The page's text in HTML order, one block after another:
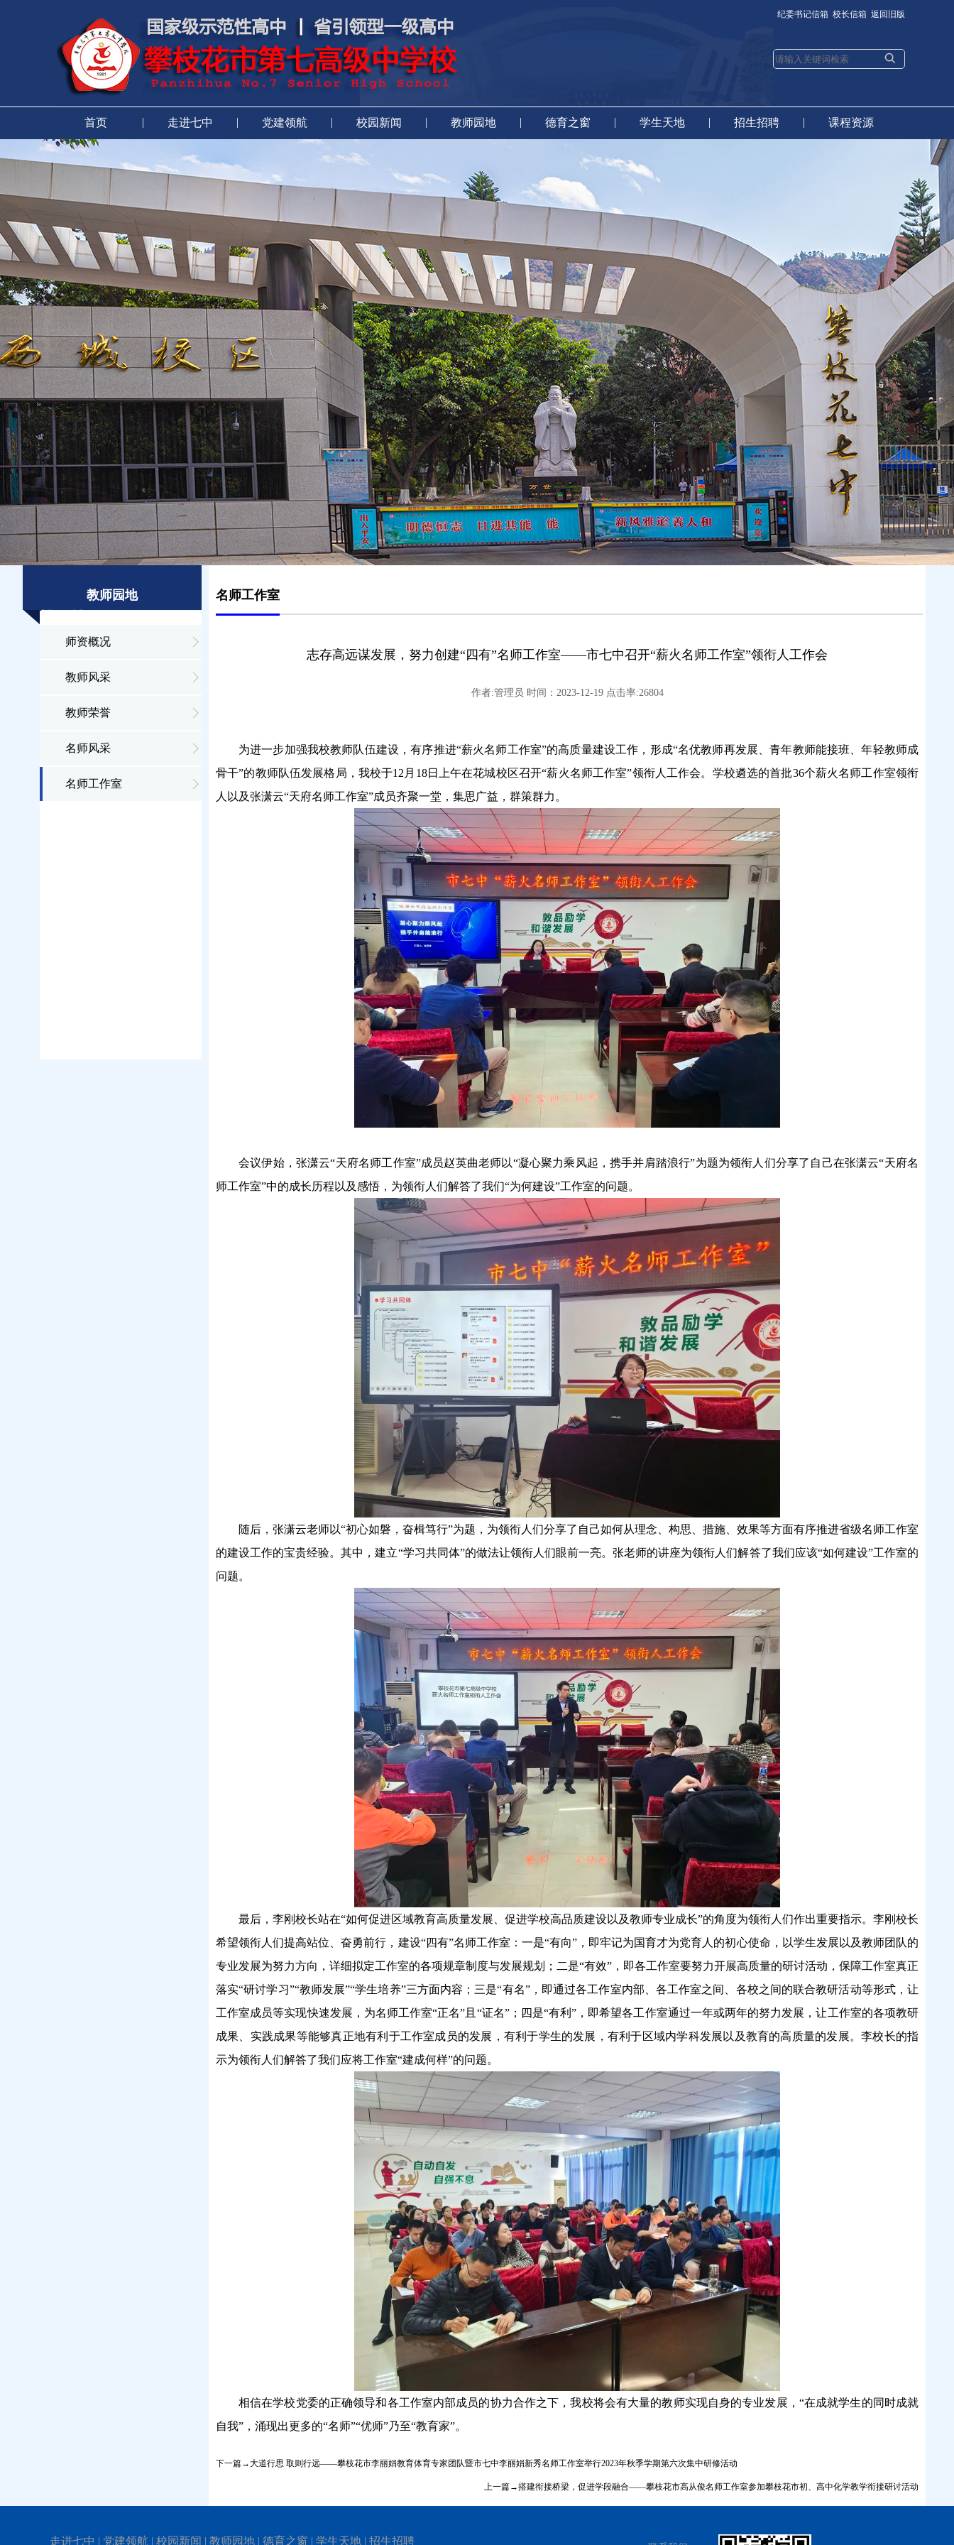
纪委书记信箱 校长信箱 返回旧版
首页 | 走进七中 | 党建领航 | 校园新闻 | 教师园地 | 德育之窗 | 学生天地 | 招生招聘 | 课程资源
教师园地
师资概况
教师风采
教师荣誉
名师风采
名师工作室
名师工作室
志存高远谋发展，努力创建“四有”名师工作室——市七中召开“薪火名师工作室”领衔人工作会
作者:管理员 时间：2023-12-19 点击率:26804
为进一步加强我校教师队伍建设，有序推进“薪火名师工作室”的高质量建设工作，形成“名优教师再发展、青年教师能接班、年轻教师成
骨干”的教师队伍发展格局，我校于12 月 18日上午在花城校区召开“薪火名师工作室”领衔人工作会。学校遴选的首批36个薪火名师工作室领衔
人以及张潇云“天府名师工作室”成员齐聚一堂，集思广益，群策群力。
会议伊始，张潇云“天府名师工作室”成员赵英曲老师以“凝心聚力乘风起，携手并肩踏浪行”为题为领衔人们分享了自己在张潇云“天府名
师工作室”中的成长历程以及感悟，为领衔人们解答了我们“为何建设”工作室的问题。
随后，张潇云老师以“初心如磐，奋楫笃行”为题，为领衔人们分享了自己如何从理念、构思、措施、效果等方面有序推进省级名师工作室
的建设工作的宝贵经验。其中，建立“学习共同体”的做法让领衔人们眼前一亮。张老师的讲座为领衔人们解答了我们应该“如何建设”工作室的
问题。
最后，李刚校长站在“如何促进区域教育高质量发展、促进学校高品质建设以及教师专业成长”的角度为领衔人们作出重要指示。李刚校长
希望领衔人们提高站位、奋勇前行，建设“四有”名师工作室：一是“有向”，即牢记为国育才为党育人的初心使命，以学生发展以及教师团队的
专业发展为努力方向，详细拟定工作室的各项规章制度与发展规划；二是“有效”，即各工作室要努力开展高质量的研讨活动，保障工作室真正
落实“研讨学习”“教师发展”“学生培养”三方面内容；三是“有名”，即通过各工作室内部、各工作室之间、各校之间的联合教研活动等形式，让
工作室成员等实现快速发展，为名师工作室“正名”且“证名”；四是“有利”，即希望各工作室通过一年或两年的努力发展，让工作室的各项教研
成果、实践成果等能够真正地有利于工作室成员的发展，有利于学生的发展，有利于区域内学科发展以及教育的高质量的发展。李校长的指
示为领衔人们解答了我们应将工作室“建成何样”的问题。
相信在学校党委的正确领导和各工作室内部成员的协力合作之下，我校将会有大量的教师实现自身的专业发展，“在成就学生的同时成就
自我”，涌现出更多的“名师”“优师”乃至“教育家”。
下一篇→大道行思 取则行远——攀枝花市李丽娟教育体育专家团队暨市七中李丽娟新秀名师工作室举行2023年秋季学期第六次集中研修活动
上一篇→搭建衔接桥梁，促进学段融合——攀枝花市高从俊名师工作室参加攀枝花市初、高中化学教学衔接研讨活动
走进七中 | 党建领航 | 校园新闻 | 教师园地| 德育之窗 | 学生天地| 招生招聘